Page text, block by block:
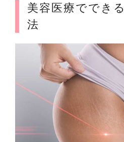
美容医療ででき
法